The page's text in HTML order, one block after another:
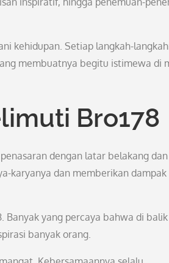
kehidupan. Setiap langkah-
membuatnya begitu istimewa di
Bro178
dengan latar belakang dan
karyanya dan memberikan dampak
Banyak yang percaya bahwa di balik
banyak orang.